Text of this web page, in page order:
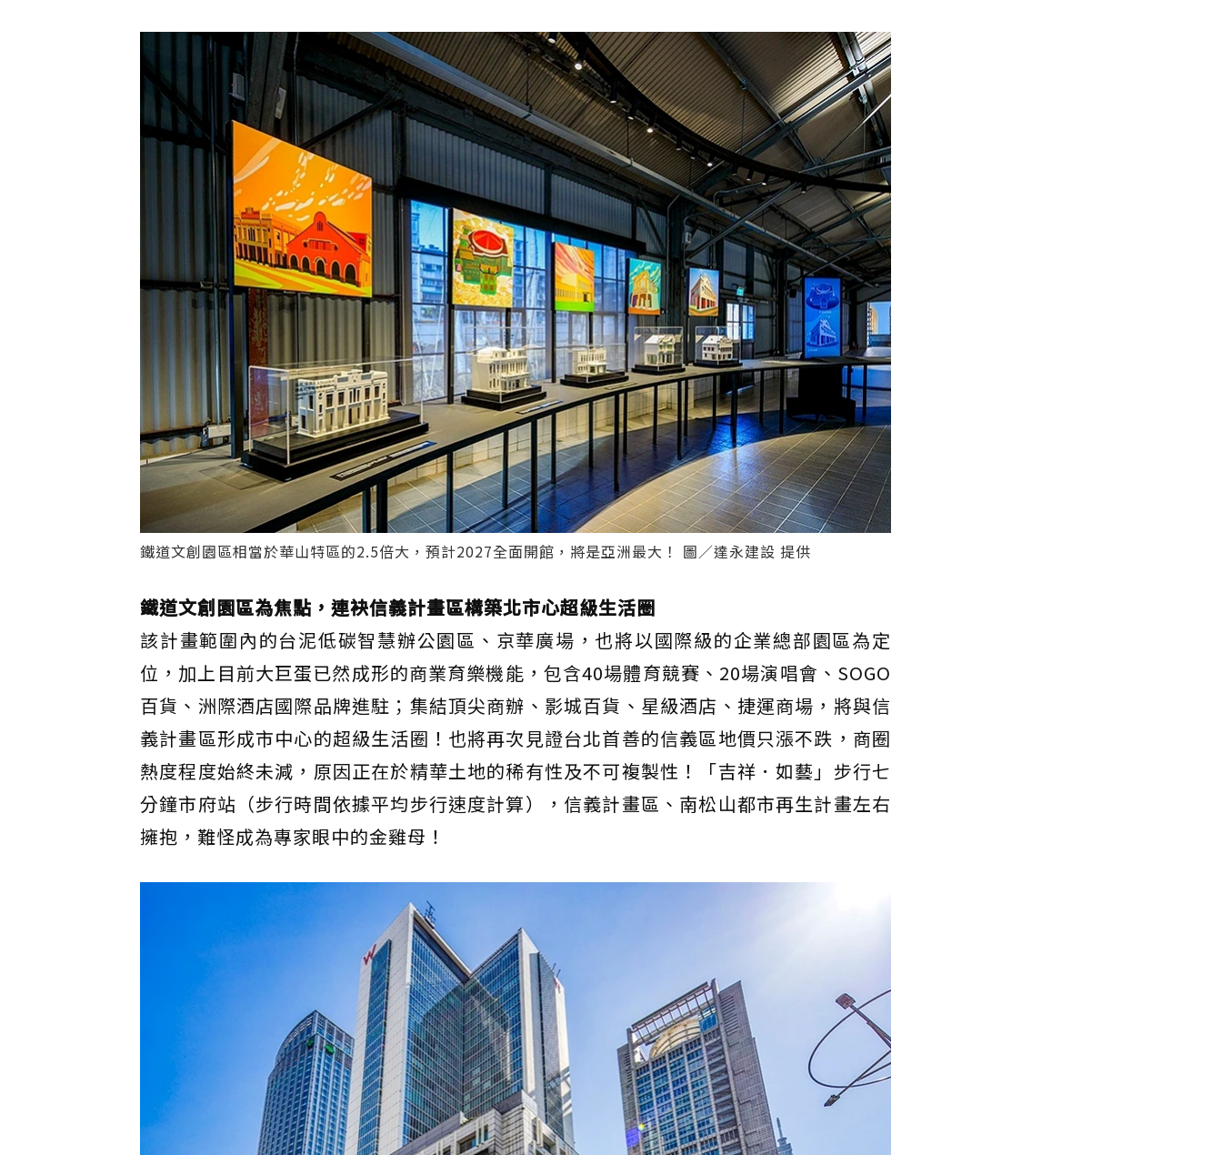
鐵道文創園區相當於華山特區的2.5倍大，預計2027全面開館，將是亞洲最大！ 圖／達永建設 提供
鐵道文創園區為焦點，連袂信義計畫區構築北市心超級生活圈
該計畫範圍內的台泥低碳智慧辦公園區、京華廣場，也將以國際級的企業總部園區為定
位，加上目前大巨蛋已然成形的商業育樂機能，包含40場體育競賽、20場演唱會、SOGO
百貨、洲際酒店國際品牌進駐；集結頂尖商辦、影城百貨、星級酒店、捷運商場，將與信
義計畫區形成市中心的超級生活圈！也將再次見證台北首善的信義區地價只漲不跌，商圈
熱度程度始終未減，原因正在於精華土地的稀有性及不可複製性！「吉祥．如藝」步行七
分鐘市府站（步行時間依據平均步行速度計算），信義計畫區、南松山都市再生計畫左右
擁抱，難怪成為專家眼中的金雞母！